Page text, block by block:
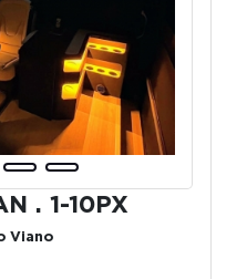
. 1-10PX
Viano